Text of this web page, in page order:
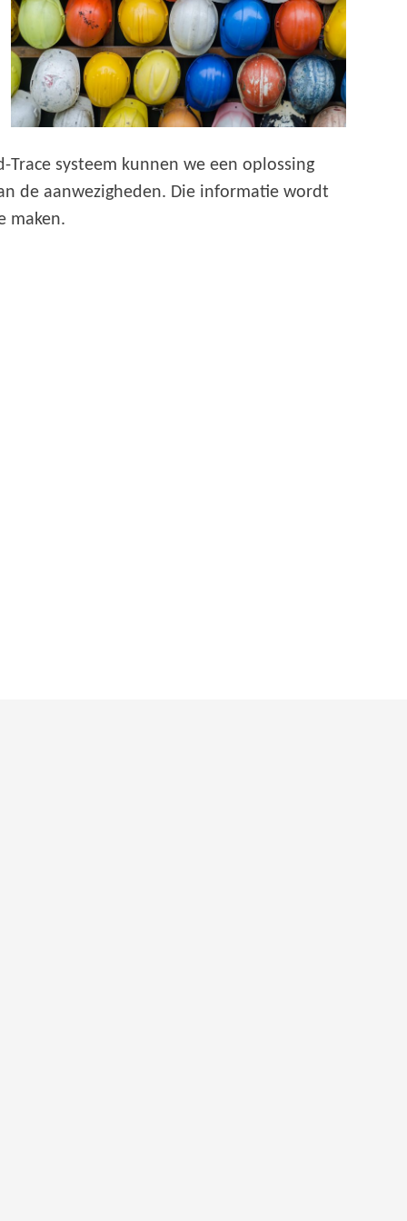
Trace systeem kunnen we een oplossing
de aanwezigheden. Die informatie wordt
maken.